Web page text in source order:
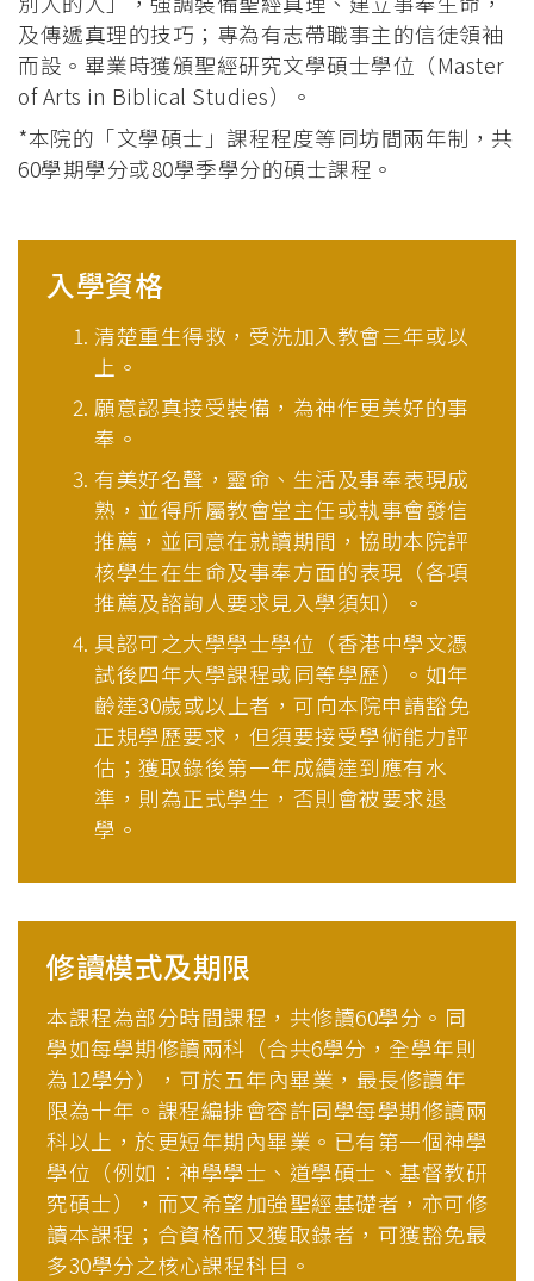
及傳遞真理的技巧；專為有志帶職事主的信徒領袖
而設。畢業時獲頒聖經研究文學碩士學位（Master
of Arts in Biblical Studies）。
*本院的「文學碩士」課程程度等同坊間兩年制，共
60學期學分或80學季學分的碩士課程。
入學資格
清楚重生得救，受洗加入教會三年或以
上。
願意認真接受裝備，為神作更美好的事
奉。
有美好名聲，靈命、生活及事奉表現成
熟，並得所屬教會堂主任或執事會發信
推薦，並同意在就讀期間，協助本院評
核學生在生命及事奉方面的表現（各項
推薦及諮詢人要求見入學須知）。
具認可之大學學士學位（香港中學文憑
試後四年大學課程或同等學歷）。如年
齡達30歲或以上者，可向本院申請豁免
正規學歷要求，但須要接受學術能力評
估；獲取錄後第一年成績達到應有水
準，則為正式學生，否則會被要求退
學。
修讀模式及期限
本課程為部分時間課程，共修讀60學分。同
學如每學期修讀兩科（合共6學分，全學年則
為12學分），可於五年內畢業，最長修讀年
限為十年。課程編排會容許同學每學期修讀兩
科以上，於更短年期內畢業。已有第一個神學
學位（例如：神學學士、道學碩士、基督教研
究碩士），而又希望加強聖經基礎者，亦可修
讀本課程；合資格而又獲取錄者，可獲豁免最
多30學分之核心課程科目。